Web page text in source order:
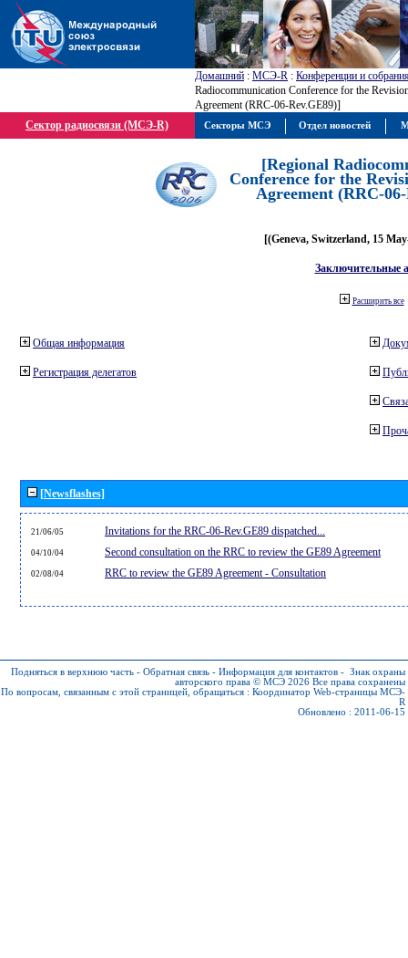
Домашний : МСЭ-R : Конференции и
Radiocommunication Conference for the
Agreement (RRC-06-Rev.GE89)]
Сектор радиосвязи (МСЭ-R)
[Regional
Conference for the
Agreement (RRC-
[(Geneva, Switzerland, 15
Заключительные
Расширить все
Общая информация
Регистрация делегатов
[Newsflashes]
21/06/05 Invitations for the RRC-06-Rev.GE89 dispatched...
04/10/04 Second consultation on the RRC to review the GE89 Agreement
02/08/04 RRC to review the GE89 Agreement - Consultation
Подняться в верхнюю часть - Обратная связь - Информация для контактов - Знак охраны
авторского права © МСЭ 2026 Все права сохранены
По вопросам, связанным с этой страницей, обращаться : Координатор Web-страницы МСЭ-
R
Обновлено : 2011-06-15
Секторы МСЭ Отдел новостей